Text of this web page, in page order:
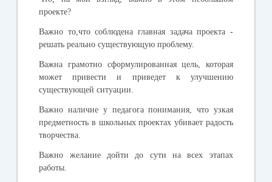
проекте?
Важно то,что соблюдена главная задача проекта -
решать реально существующую проблему.
Важна грамотно сформулированная цель, которая
может привести и приведет к улучшению
существующей ситуации.
Важно наличие у педагога понимания, что узкая
предметность в школьных проектах убивает радость
творчества.
Важно желание дойти до сути на всех этапах
работы.